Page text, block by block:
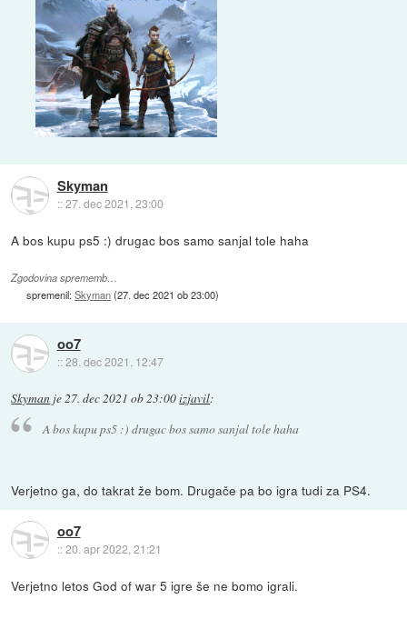
Skyman
::27. dec 2021, 23:00
A bos kupu ps5 :) drugac bos samo sanjal tole haha
Zgodovina sprememb…
spremenil:Skyman(27. dec 2021 ob 23:00)
oo7
::28. dec 2021, 12:47
Skyman je27. dec 2021 ob 23:00izjavil:
A bos kupu ps5 :) drugac bos samo sanjal tole haha
Verjetno ga, do takrat že bom. Drugače pa bo igra tudi za PS4.
oo7
::20. apr 2022, 21:21
Verjetno letos God of war 5 igre še ne bomo igrali.